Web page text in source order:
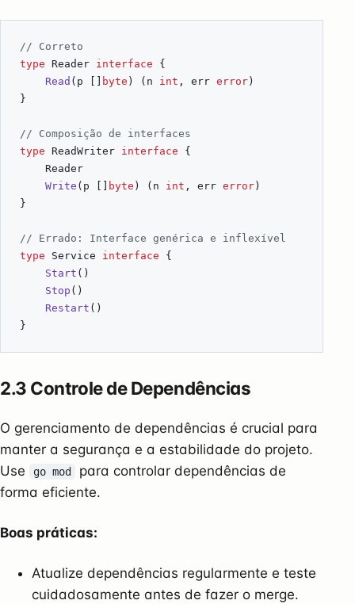
// Correto
type
Reader interface
{
Read ( p byte ) ( n int , err error )
}
// Composição de interfaces
type
ReadWriter interface
{
Reader
Write ( p byte ) ( n int , err error )
}
// Errado: Interface genérica e inflexível
type
Service interface
{
Start ()
Stop ()
Restart ()
}
2.3 Controle de Dependências
O gerenciamento de dependências é crucial para
manter a segurança e a estabilidade do projeto.
Use
go mod
para controlar dependências de
forma eficiente.
Boas práticas:
Atualize dependências regularmente e teste
cuidadosamente antes de fazer o merge.